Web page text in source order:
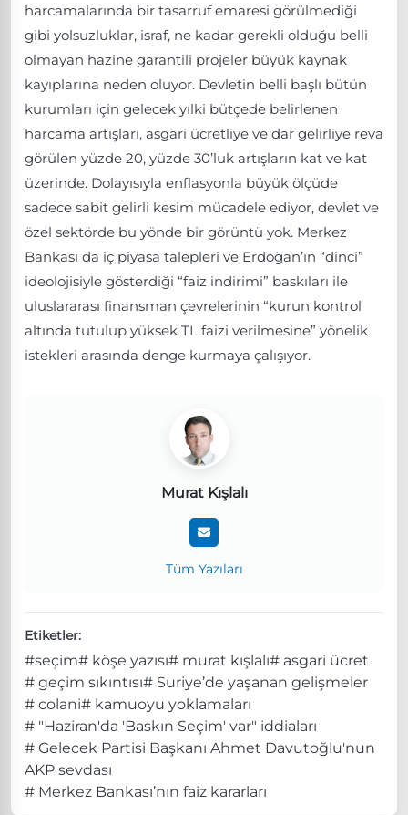
harcamalarında bir tasarruf emaresi görülmediği
gibi yolsuzluklar, israf, ne kadar gerekli olduğu belli
olmayan hazine garantili projeler büyük kaynak
kayıplarına neden oluyor. Devletin belli başlı bütün
kurumları için gelecek yılki bütçede belirlenen
harcama artışları, asgari ücretliye ve dar gelirliye reva
görülen yüzde 20, yüzde 30’luk artışların kat ve kat
üzerinde. Dolayısıyla enflasyonla büyük ölçüde
sadece sabit gelirli kesim mücadele ediyor, devlet ve
özel sektörde bu yönde bir görüntü yok. Merkez
Bankası da iç piyasa talepleri ve Erdoğan’ın “dinci”
ideolojisiyle gösterdiği “faiz indirimi” baskıları ile
uluslararası finansman çevrelerinin “kurun kontrol
altında tutulup yüksek TL faizi verilmesine” yönelik
istekleri arasında denge kurmaya çalışıyor.
Murat Kışlalı
Tüm Yazıları
Etiketler:
#seçim# köşe yazısı# murat kışlalı# asgari ücret
# geçim sıkıntısı# Suriye’de yaşanan gelişmeler
# colani# kamuoyu yoklamaları
# "Haziran'da 'Baskın Seçim' var" iddiaları
# Gelecek Partisi Başkanı Ahmet Davutoğlu'nun
AKP sevdası
# Merkez Bankası’nın faiz kararları